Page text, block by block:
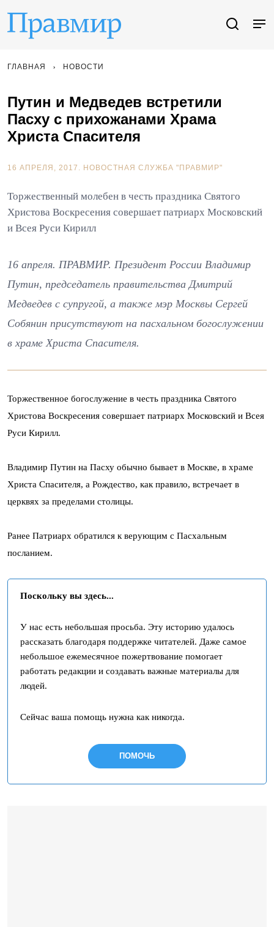
ГЛАВНАЯ НОВОСТИ
Путин и Медведев встретили
Пасху с прихожанами Храма
Христа Спасителя
16 АПРЕЛЯ, 2017. НОВОСТНАЯ СЛУЖБА "ПРАВМИР"
Торжественный молебен в честь праздника Святого
Христова Воскресения совершает патриарх Московский
и Всея Руси Кирилл
16 апреля. ПРАВМИР. Президент России Владимир
Путин, председатель правительства Дмитрий
Медведев с супругой, а также мэр Москвы Сергей
Собянин присутствуют на пасхальном богослужении
в храме Христа Спасителя.
Торжественное богослужение в честь праздника Святого
Христова Воскресения совершает патриарх Московский и Всея
Руси Кирилл.
Владимир Путин на Пасху обычно бывает в Москве, в храме
Христа Спасителя, а Рождество, как правило, встречает в
церквях за пределами столицы.
Ранее Патриарх обратился к верующим с Пасхальным
посланием.
Поскольку вы здесь...
У нас есть небольшая просьба. Эту историю удалось
рассказать благодаря поддержке читателей. Даже самое
небольшое ежемесячное пожертвование помогает
работать редакции и создавать важные материалы для
людей.
Сейчас ваша помощь нужна как никогда.
ПОМОЧЬ